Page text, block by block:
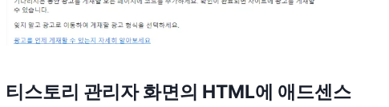
티스토리 관리자 화면의 HTML에 애드센스